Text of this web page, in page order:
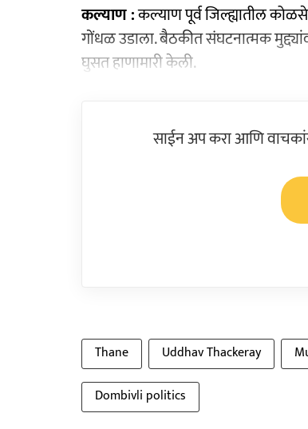
कल्याण :कल्याण पूर्व जिल्ह्यातील
गोंधळ उडाला. बैठकीत संघटनात्मक
घुसत हाणामारी केली.
साईन अप करा आणि
Thane Uddhav Thackeray
Dombivli politics